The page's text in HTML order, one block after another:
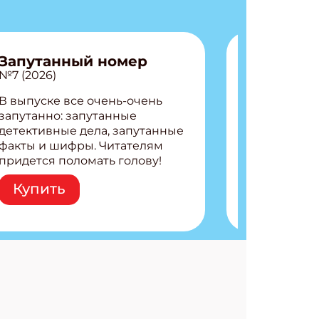
номер
№7 (2026)
В выпуске все очень-очень
запутанные
дела, запутанные
и шифры. Читателям
придется поломать голову!
Внутри: Шифры и
расшифровки Плетем
запутанные поделки
коды 3 комикса
Купить